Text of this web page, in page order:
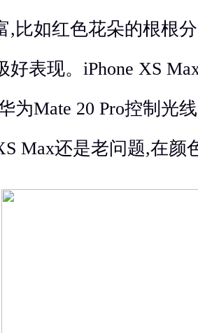
,比如红色花朵的根根
好表现。iPhone XS
为Mate 20 Pro控制光
Max还是老问题,在颜